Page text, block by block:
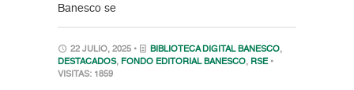
Banesco se
22 JULIO, 2025 • BIBLIOTECA DIGITAL BANESCO,
DESTACADOS, FONDO EDITORIAL BANESCO, RSE •
VISITAS: 1859